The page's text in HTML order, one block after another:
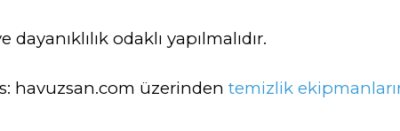
odaklı yapılmalıdır.
havuzsan.com üzerinden temizlik